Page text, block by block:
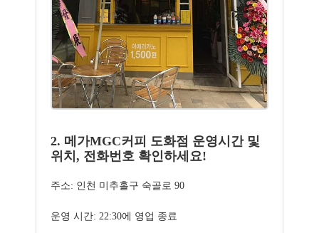
2. 메가MGC커피 도화점 운영시간 및
위치, 전화번호 확인하세요!
주소: 인천 미추홀구 숙골로 90
운영 시간: 22:30에 영업 종료